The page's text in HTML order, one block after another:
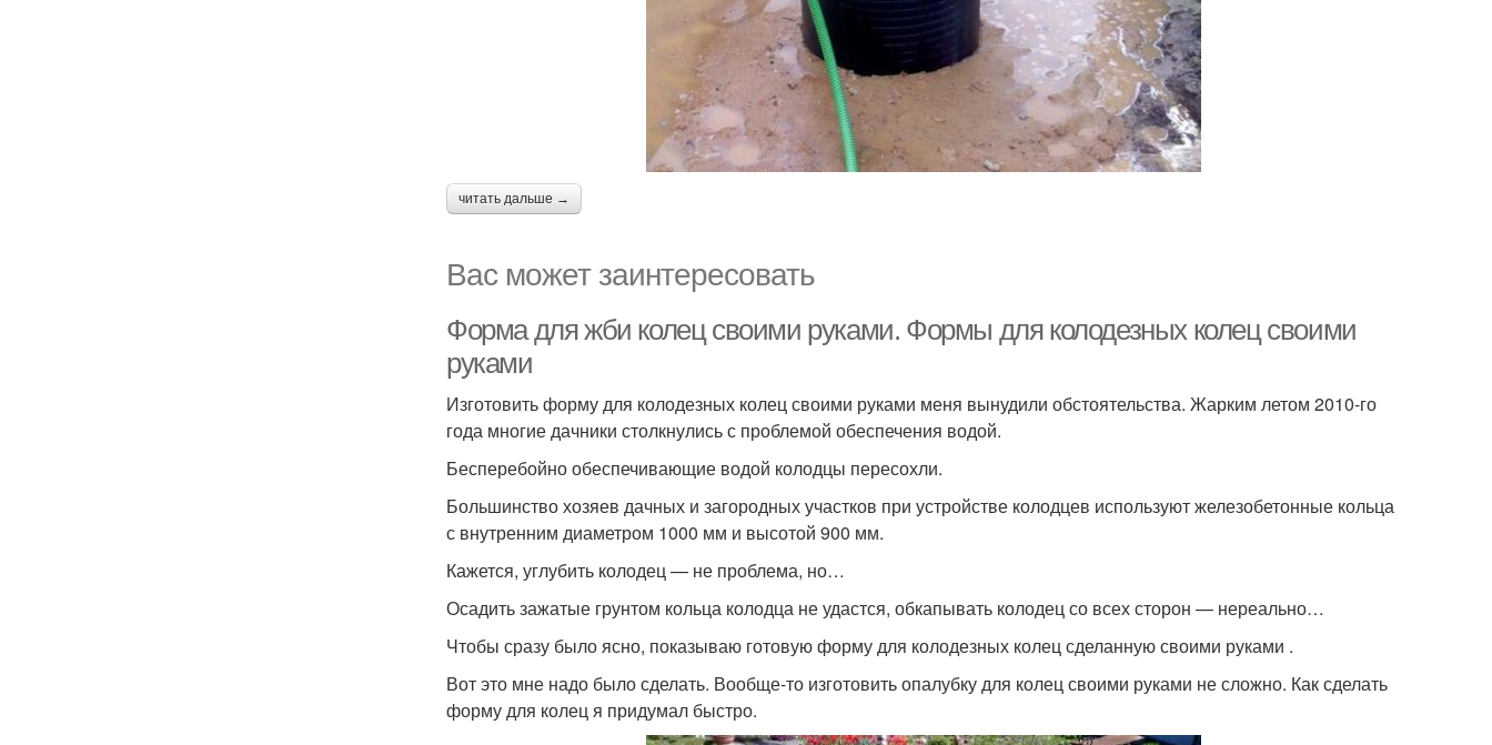
читать дальше →
Вас может заинтересовать
Форма для жби колец своими руками. Формы для колодезных колец своими
руками
Изготовить форму для колодезных колец своими руками меня вынудили обстоятельства. Жарким летом 2010-го
года многие дачники столкнулись с проблемой обеспечения водой.
Бесперебойно обеспечивающие водой колодцы пересохли.
Большинство хозяев дачных и загородных участков при устройстве колодцев используют железобетонные кольца
с внутренним диаметром 1000 мм и высотой 900 мм.
Кажется, углубить колодец — не проблема, но…
Осадить зажатые грунтом кольца колодца не удастся, обкапывать колодец со всех сторон — нереально…
Чтобы сразу было ясно, показываю готовую форму для колодезных колец сделанную своими руками .
Вот это мне надо было сделать. Вообще-то изготовить опалубку для колец своими руками не сложно. Как сделать
форму для колец я придумал быстро.